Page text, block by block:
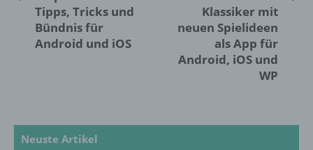
Tipps, Tricks und
Bündnis für
Android und iOS
Klassiker mit
neuen Spielideen
als App für
Android, iOS und
WP
Neuste Artikel
Lage, Gesundheit, persönlicher Vorlieben,
Interessen, Zuverlässigkeit, Verhalten,
Aufenthaltsort oder Ortswechsel dieser
natürlichen Person zu analysieren oder
Pseudonymisierung ist die Verarbeitung